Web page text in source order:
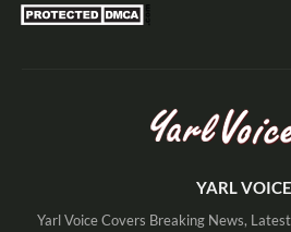
YARL VOICE
Yarl Voice Covers Breaking News,